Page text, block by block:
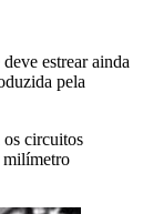
deve estrear ainda
pela
os circuitos
milímetro